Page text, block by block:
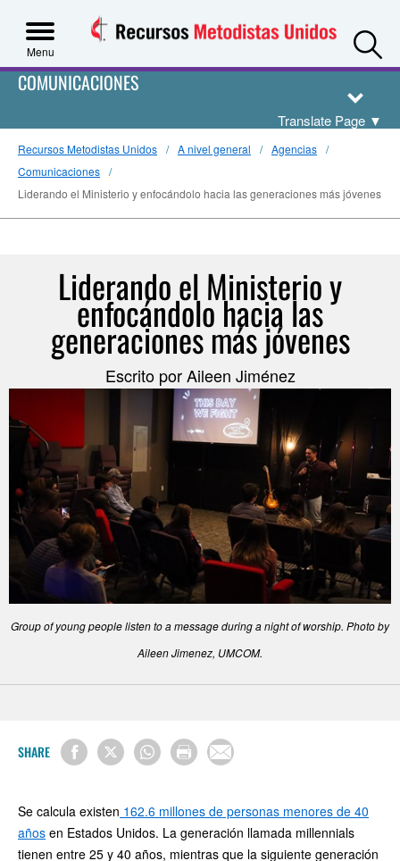
Menu
COMUNICACIONES
Translate Page ▼
Recursos Metodistas Unidos A nivel general
Agencias
Comunicaciones
Liderando el Ministerio y enfocándolo hacia las generaciones más jóvenes
Liderando el Ministerio y
enfocándolo hacia las
generaciones más jóvenes
Escrito por Aileen Jiménez
Group of young people listen to a message during a night of worship. Photo by
Aileen Jimenez, UMCOM.
SHARE
Se calcula existen 162.6 millones de personas menores de 40
años en Estados Unidos. La generación llamada millennials
tienen entre 25 y 40 años, mientras que la siguiente generación